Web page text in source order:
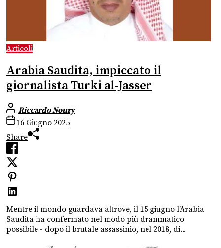
Articoli
Arabia Saudita, impiccato il
giornalista Turki al-Jasser
Riccardo Noury
16 Giugno 2025
Share
Mentre il mondo guardava altrove, il 15 giugno l’Arabia
Saudita ha confermato nel modo più drammatico
possibile - dopo il brutale assassinio, nel 2018, di...